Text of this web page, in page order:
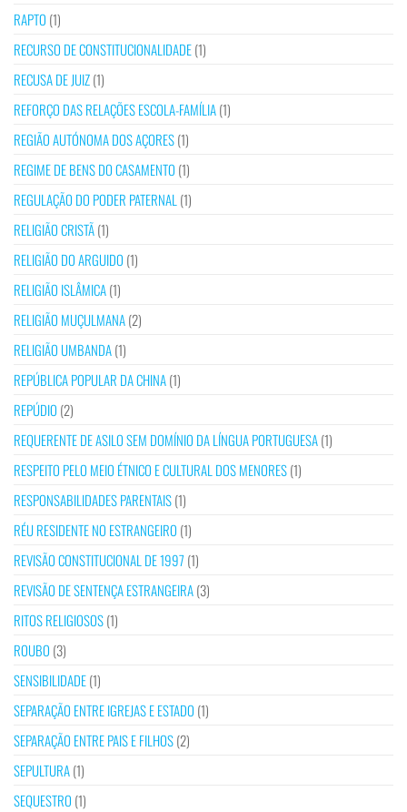
RAPTO (1)
RECURSO DE CONSTITUCIONALIDADE(1)
RECUSA DE JUIZ(1)
REFORÇO DAS RELAÇÕES ESCOLA-FAMÍLIA(1)
REGIÃO AUTÓNOMA DOS AÇORES(1)
REGIME DE BENS DO CASAMENTO (1)
REGULAÇÃO DO PODER PATERNAL(1)
RELIGIÃO CRISTÃ(1)
RELIGIÃO DO ARGUIDO (1)
RELIGIÃO ISLÂMICA(1)
RELIGIÃO MUÇULMANA(2)
RELIGIÃO UMBANDA(1)
REPÚBLICA POPULAR DA CHINA(1)
REPÚDIO (2)
REQUERENTE DE ASILO SEM DOMÍNIO DA LÍNGUA PORTUGUESA(1)
RESPEITO PELO MEIO ÉTNICO E CULTURAL DOS MENORES(1)
RESPONSABILIDADES PARENTAIS(1)
RÉU RESIDENTE NO ESTRANGEIRO (1)
REVISÃO CONSTITUCIONAL DE 1997 (1)
REVISÃO DE SENTENÇA ESTRANGEIRA(3)
RITOS RELIGIOSOS(1)
ROUBO (3)
SENSIBILIDADE(1)
SEPARAÇÃO ENTRE IGREJAS E ESTADO (1)
SEPARAÇÃO ENTRE PAIS E FILHOS(2)
SEPULTURA(1)
SEQUESTRO (1)